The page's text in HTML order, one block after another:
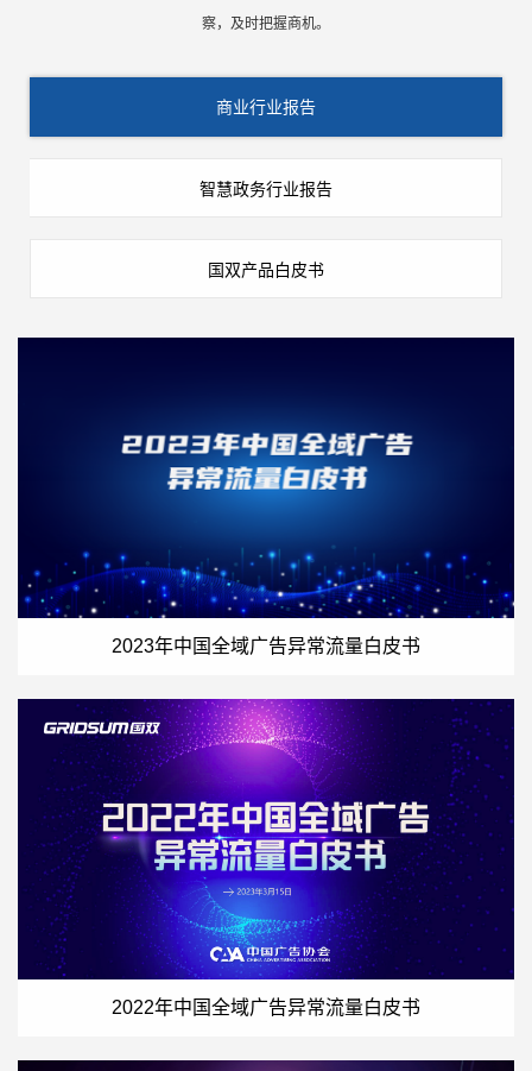
察，及时把握商机。
商业行业报告
智慧政务行业报告
国双产品白皮书
2023年中国全域广告异常流量白皮书
2022年中国全域广告异常流量白皮书